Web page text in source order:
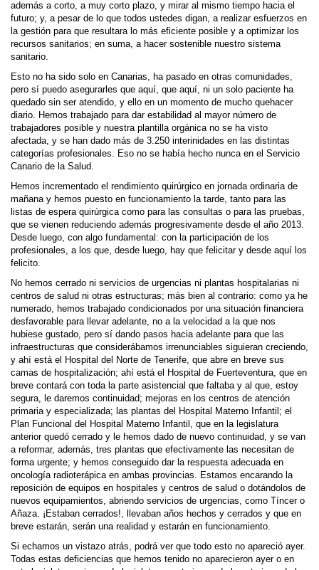
además a corto, a muy corto plazo, y mirar al mismo tiempo hacia el
futuro; y, a pesar de lo que todos ustedes digan, a realizar esfuerzos en
la gestión para que resultara lo más eficiente posible y a optimizar los
recursos sanitarios; en suma, a hacer sostenible nuestro sistema
sanitario.
Esto no ha sido solo en Canarias, ha pasado en otras comunidades,
pero sí puedo asegurarles que aquí, que aquí, ni un solo paciente ha
quedado sin ser atendido, y ello en un momento de mucho quehacer
diario. Hemos trabajado para dar estabilidad al mayor número de
trabajadores posible y nuestra plantilla orgánica no se ha visto
afectada, y se han dado más de 3.250 interinidades en las distintas
categorías profesionales. Eso no se había hecho nunca en el Servicio
Canario de la Salud.
Hemos incrementado el rendimiento quirúrgico en jornada ordinaria de
mañana y hemos puesto en funcionamiento la tarde, tanto para las
listas de espera quirúrgica como para las consultas o para las pruebas,
que se vienen reduciendo además progresivamente desde el año 2013.
Desde luego, con algo fundamental: con la participación de los
profesionales, a los que, desde luego, hay que felicitar y desde aquí los
felicito.
No hemos cerrado ni servicios de urgencias ni plantas hospitalarias ni
centros de salud ni otras estructuras; más bien al contrario: como ya he
numerado, hemos trabajado condicionados por una situación financiera
desfavorable para llevar adelante, no a la velocidad a la que nos
hubiese gustado, pero sí dando pasos hacia adelante para que las
infraestructuras que considerábamos irrenunciables siguieran creciendo,
y ahí está el Hospital del Norte de Tenerife, que abre en breve sus
camas de hospitalización; ahí está el Hospital de Fuerteventura, que en
breve contará con toda la parte asistencial que faltaba y al que, estoy
segura, le daremos continuidad; mejoras en los centros de atención
primaria y especializada; las plantas del Hospital Materno Infantil; el
Plan Funcional del Hospital Materno Infantil, que en la legislatura
anterior quedó cerrado y le hemos dado de nuevo continuidad, y se van
a reformar, además, tres plantas que efectivamente las necesitan de
forma urgente; y hemos conseguido dar la respuesta adecuada en
oncología radioterápica en ambas provincias. Estamos encarando la
reposición de equipos en hospitales y centros de salud o dotándolos de
nuevos equipamientos, abriendo servicios de urgencias, como Tíncer o
Añaza. ¡Estaban cerrados!, llevaban años hechos y cerrados y que en
breve estarán, serán una realidad y estarán en funcionamiento.
Si echamos un vistazo atrás, podrá ver que todo esto no apareció ayer.
Todas estas deficiencias que hemos tenido no aparecieron ayer o en